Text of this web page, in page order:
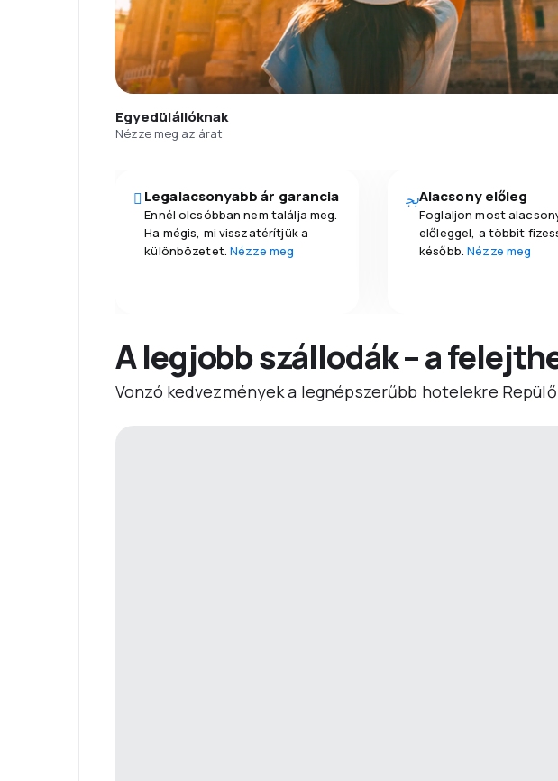
Egyedülállóknak
Nézze meg az árat
Legalacsonyabb ár garancia
Ennél olcsóbban nem találja meg.
Ha mégis, mi visszatérítjük a
különbözetet.Nézze meg
Alacsony előleg
Foglaljon most
előleggel, a többit
később.Nézze meg
A legjobb szállodák – a
Vonzó kedvezmények a legnépszerűbb hotelekre